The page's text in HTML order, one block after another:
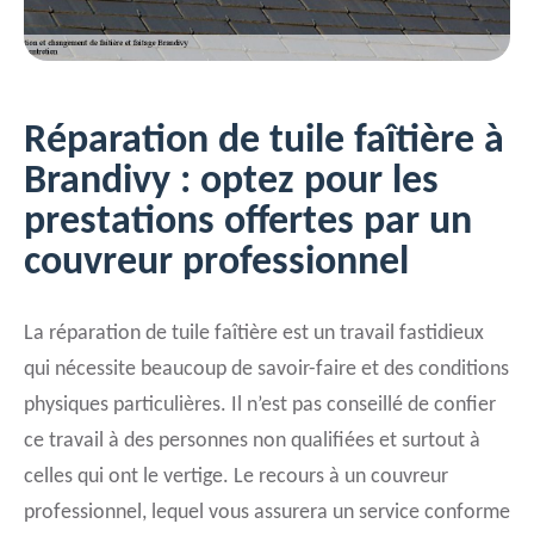
Réparation de tuile faîtière à
Brandivy : optez pour les
prestations offertes par un
couvreur professionnel
La réparation de tuile faîtière est un travail fastidieux
qui nécessite beaucoup de savoir-faire et des conditions
physiques particulières. Il n’est pas conseillé de confier
ce travail à des personnes non qualifiées et surtout à
celles qui ont le vertige. Le recours à un couvreur
professionnel, lequel vous assurera un service conforme